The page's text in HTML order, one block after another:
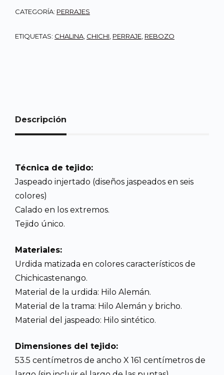
CATEGORÍA: PERRAJES
ETIQUETAS: CHALINA CHICHI PERRAJE REBOZO
Descripción
Técnica de tejido:
Jaspeado injertado (diseños jaspeados en seis
colores)
Calado en los extremos.
Tejido único.
Materiales:
Urdida matizada en colores característicos de
Chichicastenango.
Material de la urdida: Hilo Alemán.
Material de la trama: Hilo Alemán y bricho.
Material del jaspeado: Hilo sintético.
Dimensiones del tejido:
53.5 centímetros de ancho X 161 centímetros de